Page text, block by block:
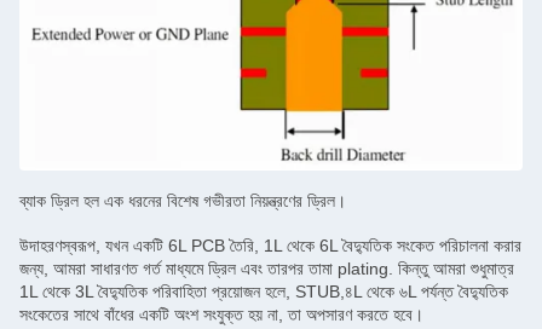
ব্যাক ড্রিল হল এক ধরনের বিশেষ গভীরতা নিয়ন্ত্রণের ড্রিল।
উদাহরণস্বরূপ, যখন একটি 6L PCB তৈরি, 1L থেকে 6L বৈদ্যুতিক সংকেত পরিচালনা করার
জন্য, আমরা সাধারণত গর্ত মাধ্যমে ড্রিল এবং তারপর তামা plating. কিন্তু আমরা শুধুমাত্র
1L থেকে 3L বৈদ্যুতিক পরিবাহিতা প্রয়োজন হলে, STUB,৪L থেকে ৬L পর্যন্ত বৈদ্যুতিক
সংকেতের সাথে বাঁধের একটি অংশ সংযুক্ত হয় না, তা অপসারণ করতে হবে।